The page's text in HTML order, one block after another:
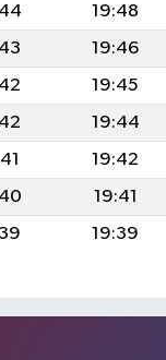
19:48
19:46
19:45
19:44
19:42
19:41
19:39